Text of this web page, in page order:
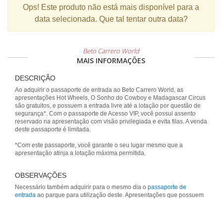
Ops! Este produto não está mais disponível para a
data selecionada. Que tal tentar outra data?
Beto Carrero World
MAIS INFORMAÇÕES
DESCRIÇÃO
Ao adquirir o passaporte de entrada ao Beto Carrero World, as
apresentações Hot Wheels, O Sonho do Cowboy e Madagascar Circus
são gratuitos, e possuem a entrada livre até a lotação por questão de
segurança*. Com o passaporte de Acesso VIP, você possui assento
reservado na apresentação com visão privilegiada e evita filas. A venda
deste passaporte é limitada.
*Com este passaporte, você garante o seu lugar mesmo que a
apresentação atinja a lotação máxima permitida.
OBSERVAÇÕES
Necessário também adquirir para o mesmo dia o passaporte de
entrada ao parque para utilização deste. Apresentações que possuem